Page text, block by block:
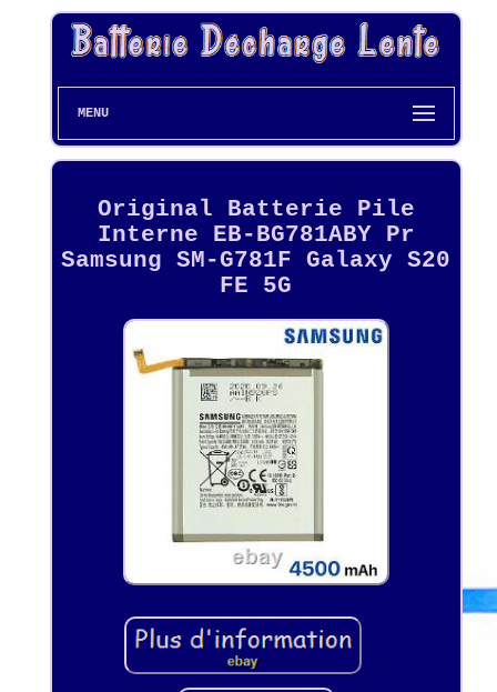
MENU
Original Batterie Pile
Interne EB-BG781ABY Pr
Samsung SM-G781F Galaxy S20
FE 5G